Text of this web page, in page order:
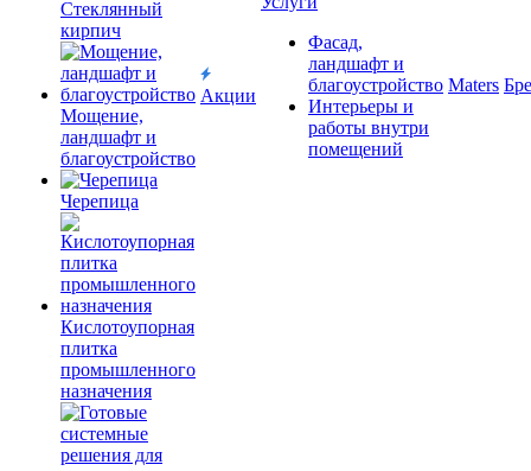
Cтеклянный
кирпич
Мощение,
ландшафт и
благоустройство
Черепица
Кислотоупорная
плитка
промышленного
назначения
Акции
Фасад,
ландшафт и
благоустройство
Интерьеры и
работы внутри
помещений
Maters